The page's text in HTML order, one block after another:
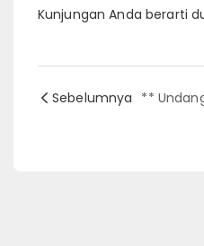
Kunjungan Anda berarti
Sebelumnya **